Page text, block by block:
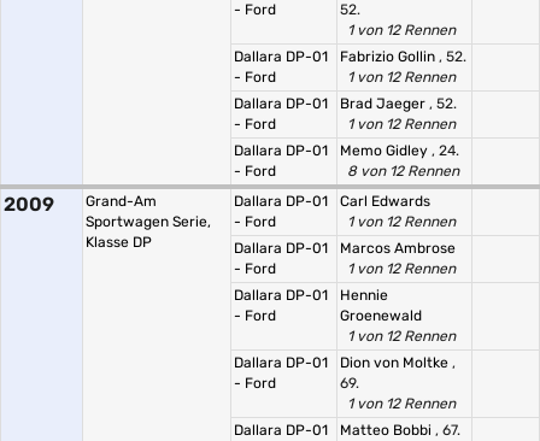
- Ford
52.
1 von 12 Rennen
Dallara DP-01
- Ford
Fabrizio Gollin , 52.
1 von 12 Rennen
Dallara DP-01
- Ford
Brad Jaeger , 52.
1 von 12 Rennen
Dallara DP-01
- Ford
Memo Gidley , 24.
8 von 12 Rennen
2009
Grand-Am
Sportwagen Serie,
Klasse DP
Dallara DP-01
- Ford
Carl Edwards
1 von 12 Rennen
Dallara DP-01
- Ford
Marcos Ambrose
1 von 12 Rennen
Dallara DP-01
- Ford
Hennie
Groenewald
1 von 12 Rennen
Dallara DP-01
- Ford
Dion von Moltke ,
69.
1 von 12 Rennen
Dallara DP-01
Matteo Bobbi , 67.